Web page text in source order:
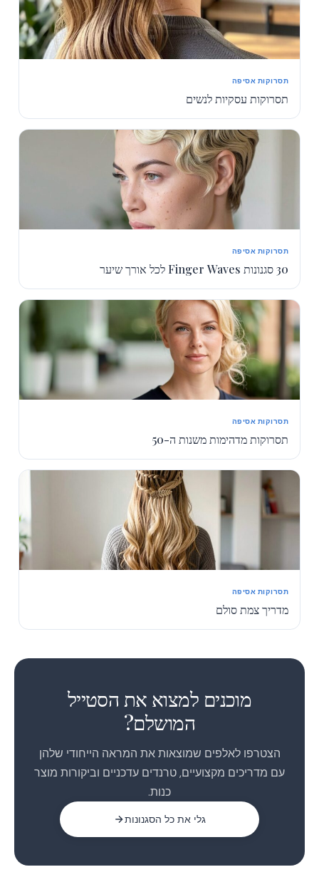
תסרוקות אסיפה
תסרוקות עסקיות לנשים
תסרוקות אסיפה
30 סגנונות Finger Waves לכל אורך שיער
תסרוקות אסיפה
תסרוקות מדהימות משנות ה-50
תסרוקות אסיפה
מדריך צמת סולם
מוכנים למצוא את הסטייל
המושלם?
הצטרפו לאלפים שמוצאות את המראה הייחודי שלהן
עם מדריכים מקצועיים, טרנדים עדכניים וביקורות מוצר
כנות.
גלי את כל הסגנונות